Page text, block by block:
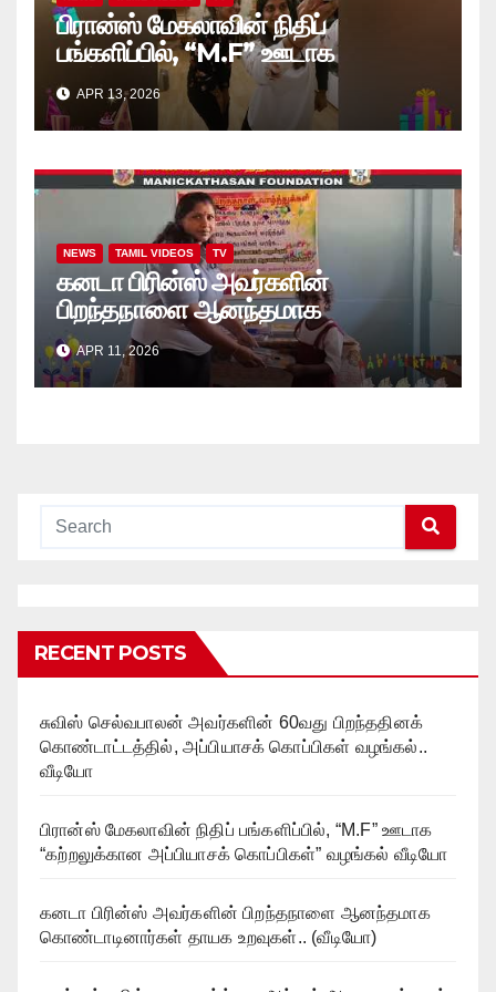
பிரான்ஸ் மேகலாவின் நிதிப்
பங்களிப்பில், “M.F” ஊடாக
“கற்றலுக்கான அப்பியாசக்
கொப்பிகள்” வழங்கல் வீடியோ
APR 13, 2026
NEWS TAMIL VIDEOS TV
கனடா பிரின்ஸ் அவர்களின்
பிறந்தநாளை ஆனந்தமாக
கொண்டாடினார்கள் தாயக உறவுகள்..
(வீடியோ)
APR 11, 2026
RECENT POSTS
சுவிஸ் செல்வபாலன் அவர்களின் 60வது பிறந்ததினக்
கொண்டாட்டத்தில், அப்பியாசக் கொப்பிகள் வழங்கல்..
வீடியோ
பிரான்ஸ் மேகலாவின் நிதிப் பங்களிப்பில், “M.F” ஊடாக
“கற்றலுக்கான அப்பியாசக் கொப்பிகள்” வழங்கல் வீடியோ
கனடா பிரின்ஸ் அவர்களின் பிறந்தநாளை ஆனந்தமாக
கொண்டாடினார்கள் தாயக உறவுகள்.. (வீடியோ)